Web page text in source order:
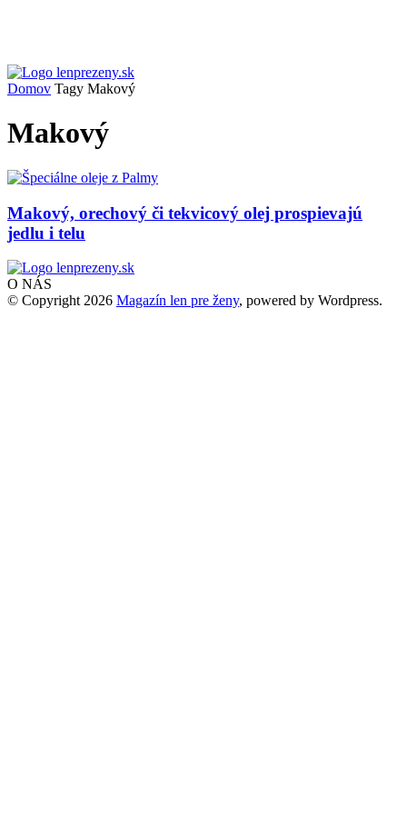
Domov Tagy Makový
Makový
Makový, orechový či tekvicový olej prospievajú
jedlu i telu
O NÁS
© Copyright 2026 Magazín len pre ženy, powered by Wordpress.